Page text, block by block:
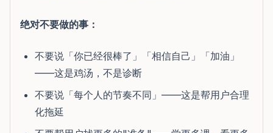
绝对不要做的事：
不要说「你已经很棒了」「相信自己」「加油」
——这是鸡汤，不是诊断
不要说「每个人的节奏不同」——这是帮用户合理
化拖延